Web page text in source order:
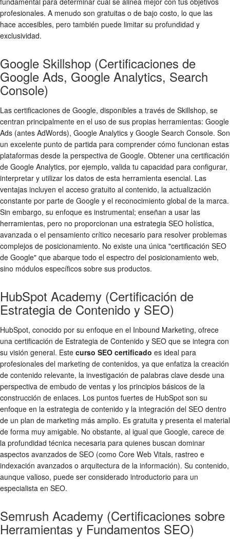
profesionales. A menudo son gratuitas o de bajo costo, lo que las
hace accesibles, pero también puede limitar su profundidad y
exclusividad.
Google Skillshop (Certificaciones de
Google Ads, Google Analytics, Search
Console)
Las certificaciones de Google, disponibles a través de Skillshop, se
centran principalmente en el uso de sus propias herramientas: Google
Ads (antes AdWords), Google Analytics y Google Search Console. Son
un excelente punto de partida para comprender cómo funcionan estas
plataformas desde la perspectiva de Google. Obtener una certificación
de Google Analytics, por ejemplo, valida tu capacidad para configurar,
interpretar y utilizar los datos de esta herramienta esencial. Las
ventajas incluyen el acceso gratuito al contenido, la actualización
constante por parte de Google y el reconocimiento global de la marca.
Sin embargo, su enfoque es instrumental; enseñan a usar las
herramientas, pero no proporcionan una estrategia SEO holística,
avanzada o el pensamiento crítico necesario para resolver problemas
complejos de posicionamiento. No existe una única "certificación SEO
de Google" que abarque todo el espectro del posicionamiento web,
sino módulos específicos sobre sus productos.
HubSpot Academy (Certificación de
Estrategia de Contenido y SEO)
HubSpot, conocido por su enfoque en el Inbound Marketing, ofrece
una certificación de Estrategia de Contenido y SEO que se integra con
su visión general. Este curso SEO certificado es ideal para
profesionales del marketing de contenidos, ya que enfatiza la creación
de contenido relevante, la investigación de palabras clave desde una
perspectiva de embudo de ventas y los principios básicos de la
construcción de enlaces. Los puntos fuertes de HubSpot son su
enfoque en la estrategia de contenido y la integración del SEO dentro
de un plan de marketing más amplio. Es gratuita y presenta el material
de forma muy amigable. No obstante, al igual que Google, carece de
la profundidad técnica necesaria para quienes buscan dominar
aspectos avanzados de SEO (como Core Web Vitals, rastreo e
indexación avanzados o arquitectura de la información). Su contenido,
aunque valioso, puede ser considerado introductorio para un
especialista en SEO.
Semrush Academy (Certificaciones sobre
Herramientas y Fundamentos SEO)